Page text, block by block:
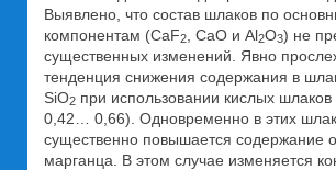
Выявлено, что состав шлаков по
компонентам (CaF2 , CaO и Al2O3) не
существенных изменений. Явно
тенденция снижения содержания в
SiO2 при использовании кислых шлаков
0,42… 0,66). Одновременно в этих
существенно повышается содержание
марганца. В этом случае изменяется